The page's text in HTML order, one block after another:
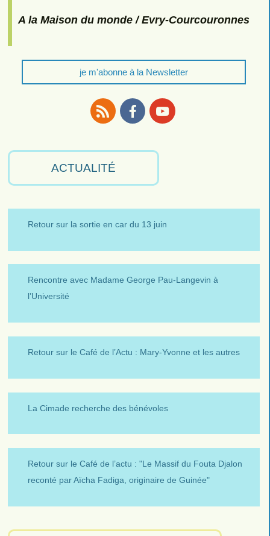
A la Maison du monde / Evry-Courcouronnes
je m'abonne à la Newsletter
ACTUALITÉ
Retour sur la sortie en car du 13 juin
Rencontre avec Madame George Pau-Langevin à
l’Université
Retour sur le Café de l’Actu : Mary-Yvonne et les autres
La Cimade recherche des bénévoles
Retour sur le Café de l’actu : "Le Massif du Fouta Djalon
reconté par Aïcha Fadiga, originaire de Guinée"